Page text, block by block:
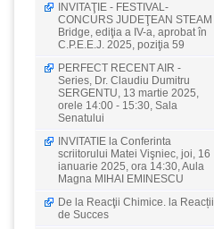
INVITAŢIE - FESTIVAL-
CONCURS JUDEŢEAN STEAM
Bridge, ediţia a IV-a, aprobat în
C.P.E.E.J. 2025, poziţia 59
PERFECT RECENT AIR -
Series, Dr. Claudiu Dumitru
SERGENTU, 13 martie 2025,
orele 14:00 - 15:30, Sala
Senatului
INVITATIE la Conferinta
scriitorului Matei Vişniec, joi, 16
ianuarie 2025, ora 14:30, Aula
Magna MIHAI EMINESCU
De la Reacţii Chimice. la Reacții
de Succes